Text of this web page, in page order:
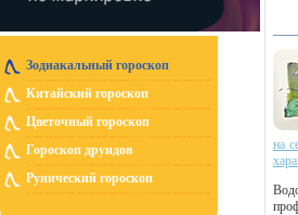
Зодиакальный гороскоп
Китайский гороскоп
Цветочный гороскоп
Гороскоп друидов
Рунический гороскоп
на